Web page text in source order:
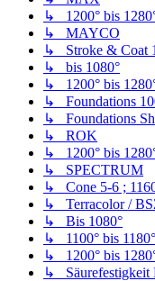
↳ 1200° bis
↳ MAYCO
↳ Stroke & Coat
↳ bis 1080°
↳ 1200° bis
↳ Foundations
↳ Foundations
↳ ROK
↳ 1200° bis
↳ SPECTRUM
↳ Cone 5-6 ;
↳ Terracolor /
↳ Bis 1080°
↳ 1100° bis 1180°
↳ 1200° bis
↳ Säurefestigkeit